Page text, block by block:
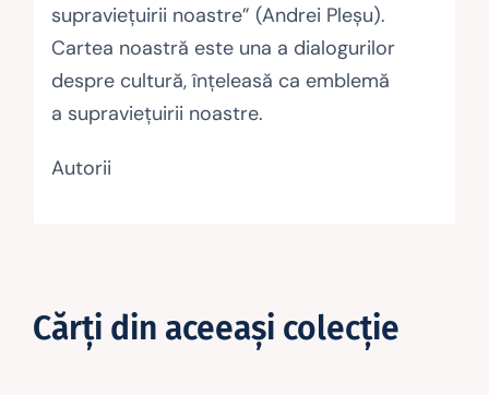
supraviețuirii noastre” (Andrei Pleșu).
Cartea noastră este una a dialogurilor
despre cultură, înțeleasă ca emblemă
a supraviețuirii noastre.
Autorii
Cărţi din aceeaşi colecţie